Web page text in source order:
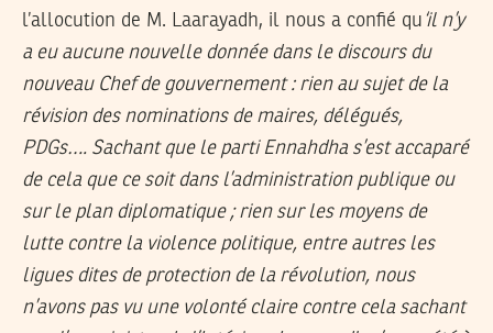
l’allocution de M. Laarayadh, il nous a confié qu ‘il n’y
a eu aucune nouvelle donnée dans le discours du
nouveau Chef de gouvernement : rien au sujet de la
révision des nominations de maires, délégués,
PDGs…. Sachant que le parti Ennahdha s’est accaparé
de cela que ce soit dans l’administration publique ou
sur le plan diplomatique ; rien sur les moyens de
lutte contre la violence politique, entre autres les
ligues dites de protection de la révolution, nous
n’avons pas vu une volonté claire contre cela sachant